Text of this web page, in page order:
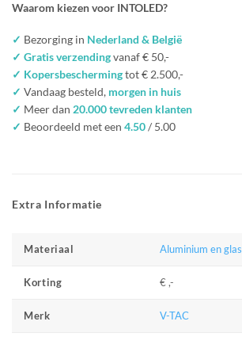
Waarom kiezen voor INTOLED?
✓ Bezorging in Nederland & België
✓ Gratis verzendingvanaf € 50,-
✓ Kopersbeschermingtot € 2.500,-
✓ Vandaag besteld, morgen in huis
✓ Meer dan 20.000 tevreden klanten
✓ Beoordeeld met een 4.50/ 5.00
Extra Informatie
Materiaal Aluminium en glas
Korting € ,-
Merk V-TAC